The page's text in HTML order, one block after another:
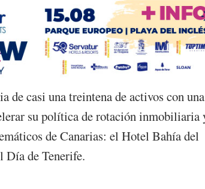
casi una treintena de activos con una
su política de rotación inmobiliaria
de Canarias: el Hotel Bahía del
Día de Tenerife.